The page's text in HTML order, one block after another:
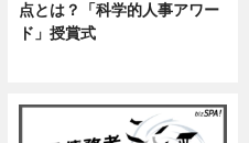
点とは？「科学的人事アワー
ド」授賞式